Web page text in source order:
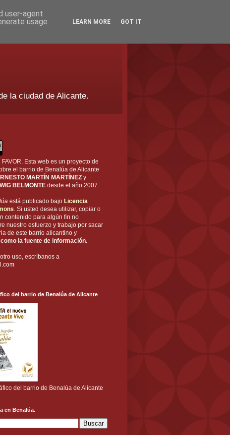
la ciudad de Alicante.
FAVOR. Esta web es un proyecto de
el barrio de Benalúa de Alicante
MARTÍN MARTÍNEZ y
BELMONTE desde el año 2007.
está publicado bajo Licencia
. Si usted desea utilizar, copiar o
contenido para algún fin no
nuestro esfuerzo y trabajo por sacar
de este barrio alicantino y
la fuente de información.
uso, escríbanos a
del barrio de Benalúa de Alicante
del barrio de Benalúa de Alicante
en Benalúa.
user-agent
usage
LEARN MORE GOT IT